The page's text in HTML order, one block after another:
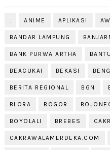
. ANIME APLIKASI
BANDAR LAMPUNG
BANK PURWA ARTHA
BEACUKAI BEKASI
BERITA REGIONAL BGN
BLORA BOGOR
BOYOLALI BREBES
CAKRAWALAMERDEKA.COM